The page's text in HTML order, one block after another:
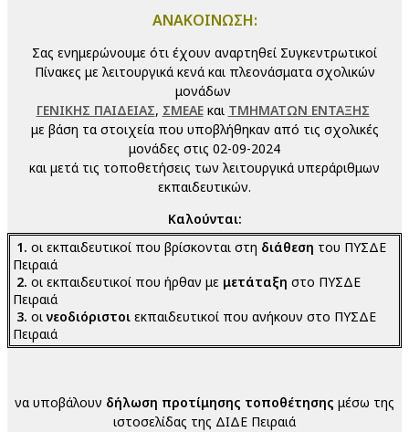
ΑΝΑΚΟΙΝΩΣΗ:
Σας ενημερώνουμε ότι έχουν αναρτηθεί Συγκεντρωτικοί
Πίνακες με λειτουργικά κενά και πλεονάσματα σχολικών
μονάδων
ΓΕΝΙΚΗΣ ΠΑΙΔΕΙΑΣ, ΣΜΕΑΕκαι ΤΜΗΜΑΤΩΝ ΕΝΤΑΞΗΣ
με βάση τα στοιχεία που υποβλήθηκαν από τις σχολικές
μονάδες στις 02-09-2024
και μετά τις τοποθετήσεις των λειτουργικά υπεράριθμων
εκπαιδευτικών.
Καλούνται:
1. οι εκπαιδευτικοί που βρίσκονται στη διάθεση του ΠΥΣΔΕ
Πειραιά
2. οι εκπαιδευτικοί που ήρθαν με μετάταξη στο ΠΥΣΔΕ
Πειραιά
3. οινεοδιόριστοι εκπαιδευτικοί που ανήκουν στο ΠΥΣΔΕ
Πειραιά
να υποβάλουν δήλωση προτίμησης τοποθέτησης μέσω της
ιστοσελίδας της ΔΙΔΕ Πειραιά